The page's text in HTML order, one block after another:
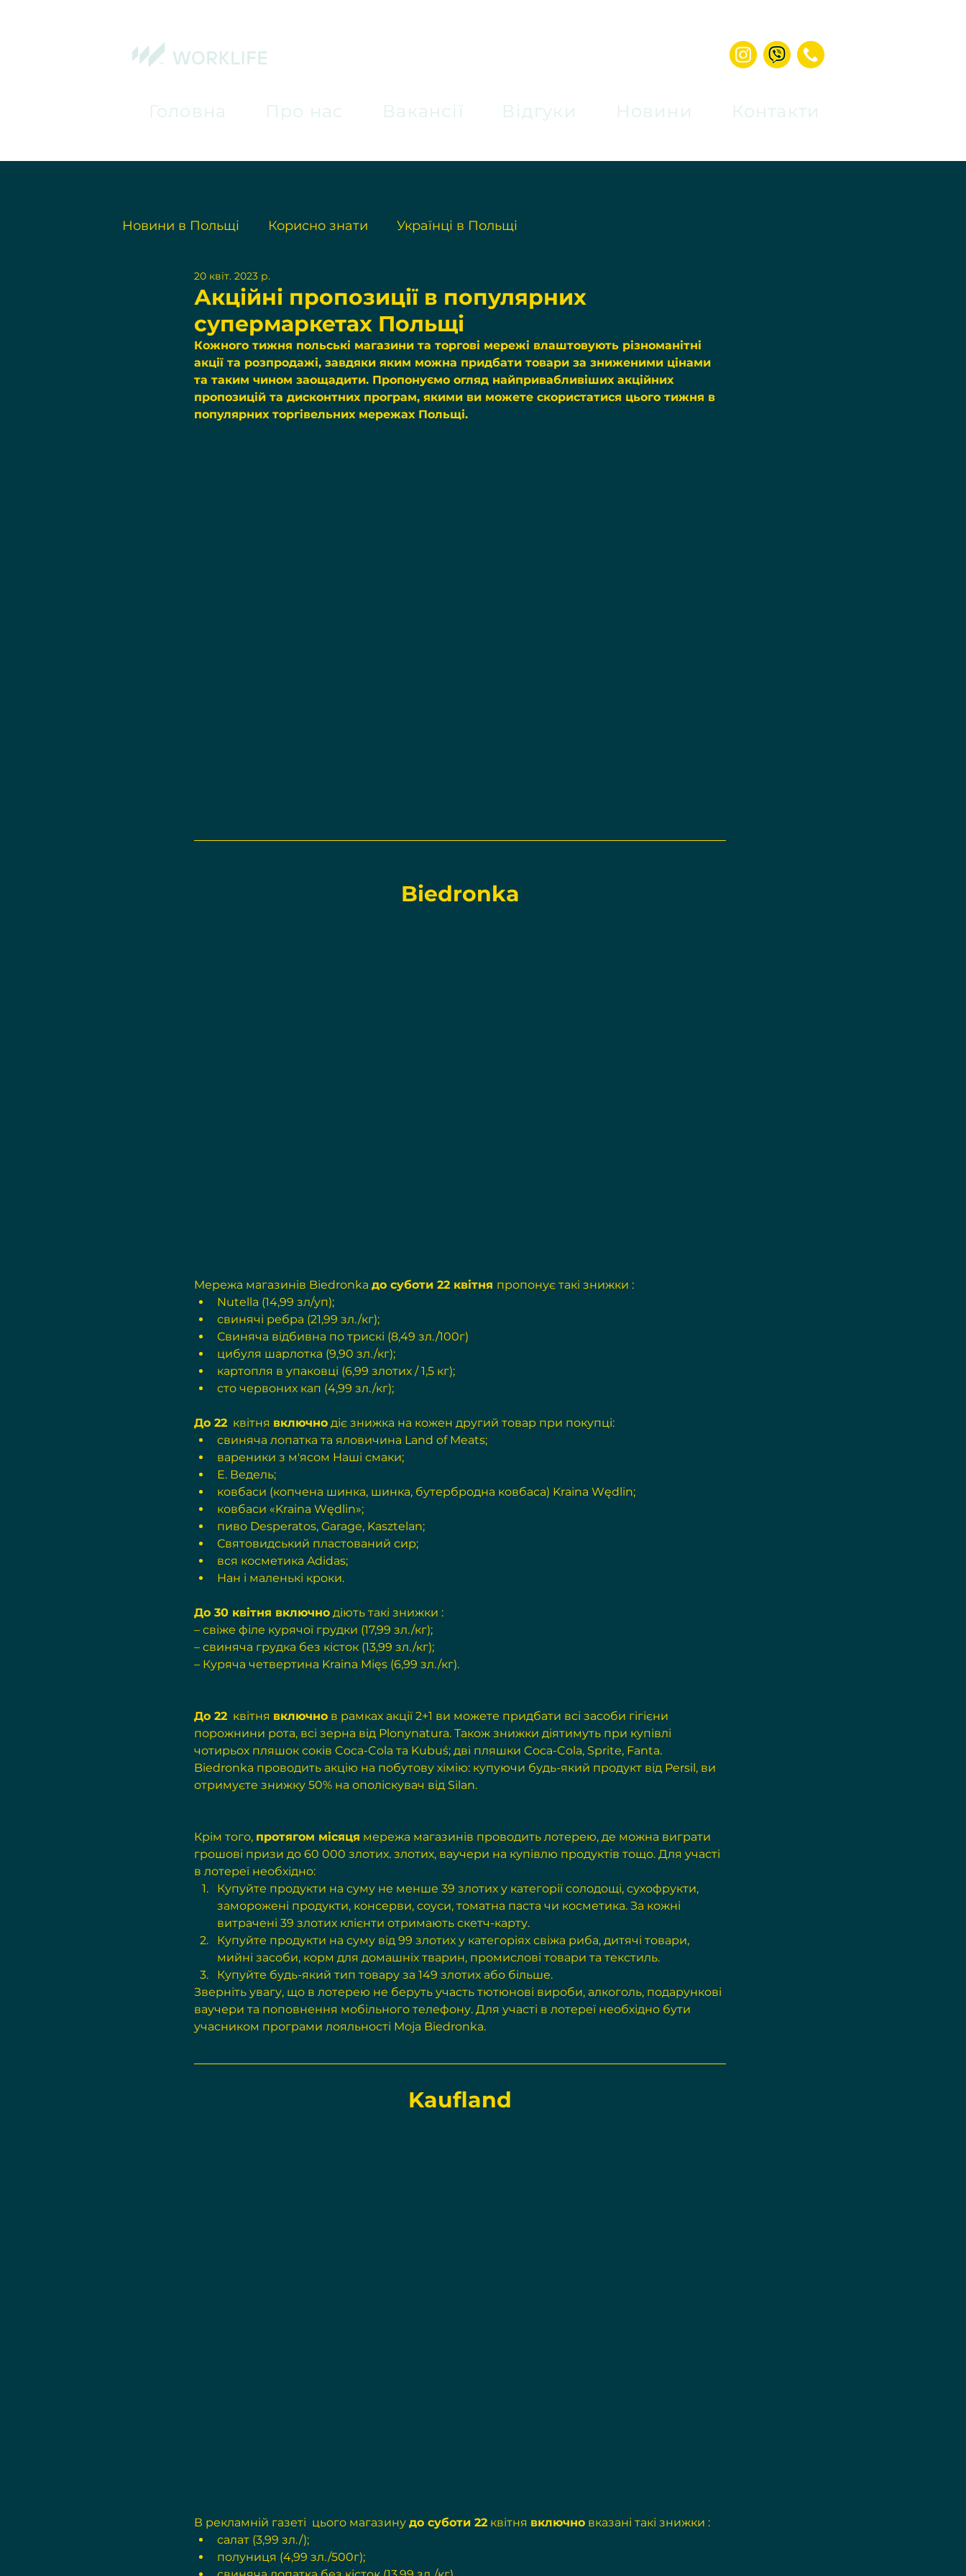
Головна Про нас Вакансії Відгуки Новини Контакти
Новини в Польщі Корисно знати Українці в Польщі
Акційні пропозиції в популярних
супермаркетах Польщі
20 квіт. 2023 р.
Кожного тижня польські магазини та торгові мережі влаштовують різноманітні
акції та розпродажі, завдяки яким можна придбати товари за зниженими цінами
та таким чином заощадити. Пропонуємо огляд найпривабливіших акційних
пропозицій та дисконтних програм, якими ви можете скористатися цього тижня в
популярних торгівельних мережах Польщі.
Biedronka
Мережа магазинів Biedronka до суботи 22 квітня пропонує такі знижки :
Nutella (14,99 зл/уп);
свинячі ребра (21,99 зл./кг);
Свиняча відбивна по трискі (8,49 зл./100г)
цибуля шарлотка (9,90 зл./кг);
картопля в упаковці (6,99 злотих / 1,5 кг);
сто червоних кап (4,99 зл./кг);
До 22
  квітня
включно діє знижка на кожен другий товар при покупці:
свиняча лопатка та яловичина Land of Meats;
вареники з м'ясом Наші смаки;
Е. Ведель;
ковбаси (копчена шинка, шинка, бутербродна ковбаса) Kraina Wędlin;
ковбаси «Kraina Wędlin»;
пиво Desperatos, Garage, Kasztelan;
Святовидський пластований сир;
вся косметика Adidas;
Нан і маленькі кроки.
До 30 квітня включно діють такі знижки :
– свіже філе курячої грудки (17,99 зл./кг);
– свиняча грудка без кісток (13,99 зл./кг);
– Куряча четвертина Kraina Mięs (6,99 зл./кг).
До 22
  квітня
включно в рамках акції 2+1 ви можете придбати всі засоби гігієни
порожнини рота, всі зерна від Plonynatura. Також знижки діятимуть при купівлі
чотирьох пляшок соків Coca-Cola та Kubuś; дві пляшки Coca-Cola, Sprite, Fanta.
Biedronka проводить акцію на побутову хімію: купуючи будь-який продукт від Persil, ви
отримуєте знижку 50% на ополіскувач від Silan.
Крім того, протягом місяця мережа магазинів проводить лотерею, де можна виграти
грошові призи до 60 000 злотих. злотих, ваучери на купівлю продуктів тощо. Для участі
в лотереї необхідно:
Купуйте продукти на суму не менше 39 злотих у категорії солодощі, сухофрукти,
заморожені продукти, консерви, соуси, томатна паста чи косметика. За кожні
витрачені 39 злотих клієнти отримають скетч-карту.
Купуйте продукти на суму від 99 злотих у категоріях свіжа риба, дитячі товари,
мийні засоби, корм для домашніх тварин, промислові товари та текстиль.
Купуйте будь-який тип товару за 149 злотих або більше.
Зверніть увагу, що в лотерею не беруть участь тютюнові вироби, алкоголь, подарункові
ваучери та поповнення мобільного телефону. Для участі в лотереї необхідно бути
учасником програми лояльності Moja Biedronka.
Kaufland
В рекламній газеті
  цього магазину
до суботи 22 квітня включно вказані такі знижки :
салат (3,99 зл./);
полуниця (4,99 зл./500г);